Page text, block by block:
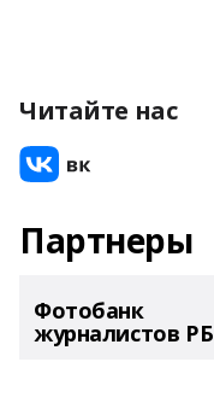
Читайте нас
Партнеры
Фотобанк
журналистов РБ